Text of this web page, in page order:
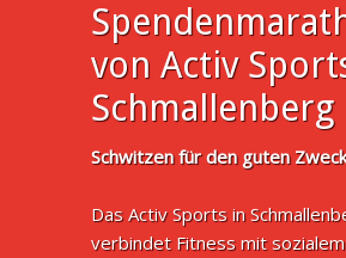
von Activ
Schmallenberg
Schwitzen für den guten
Das Activ Sports in
verbindet Fitness mit sozialem